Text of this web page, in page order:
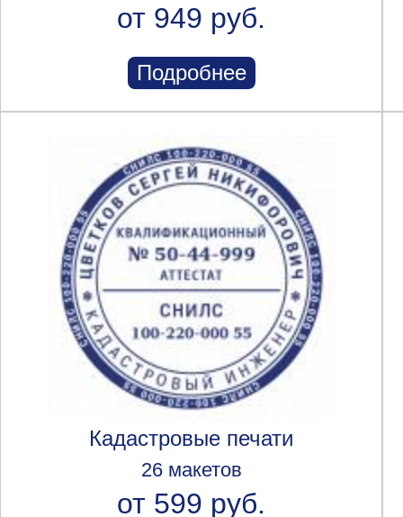
от 949 руб.
Подробнее
Кадастровые печати
26 макетов
от 599 руб.